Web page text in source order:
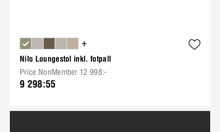
+
Nilo Loungestol inkl. fotpall
Price.NonMember 12 998:-
9 298:55